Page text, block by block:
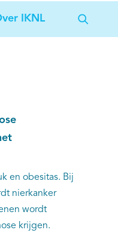
IKNL
en obesitas. Bij
nierkanker
wordt
krijgen.